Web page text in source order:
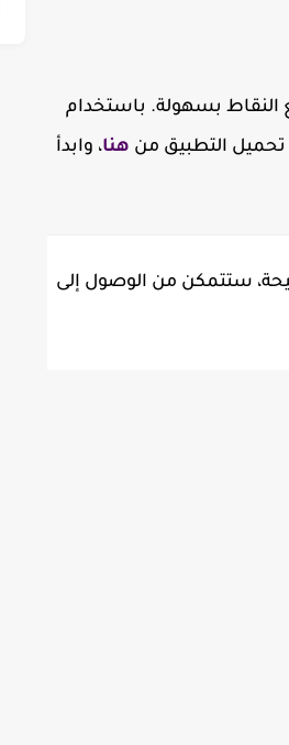
النقاط بسهولة. باستخدام
التطبيق من هنا، وابدأ
ستتمكن من الوصول إلى